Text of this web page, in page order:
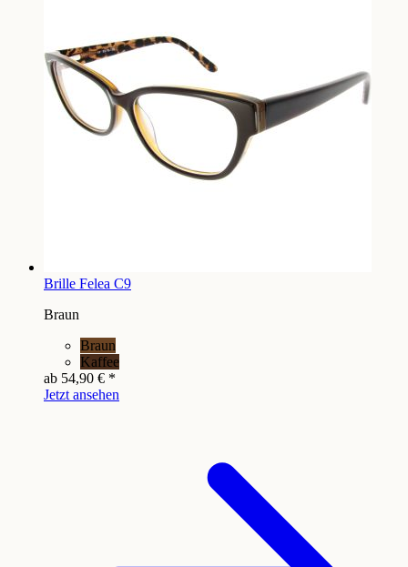
Brille Felea C9
Braun
Braun
Kaffee
ab 54,90 € *
Jetzt ansehen